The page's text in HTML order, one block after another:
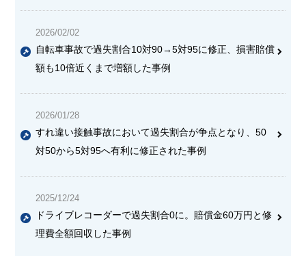
2026/02/02
自転車事故で過失割合10対90→5対95に修正、損害賠償
額も10倍近くまで増額した事例
2026/01/28
すれ違い接触事故において過失割合が争点となり、50
対50から5対95へ有利に修正された事例
2025/12/24
ドライブレコーダーで過失割合0に。賠償金60万円と修
理費全額回収した事例